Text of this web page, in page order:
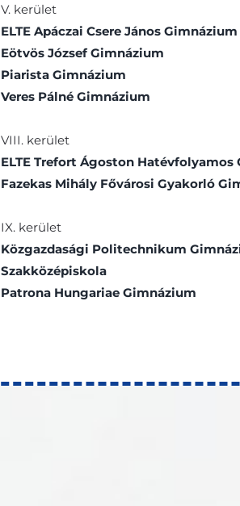
V. kerület
ELTE Apáczai Csere János Gimnázium
Eötvös József Gimnázium
Piarista Gimnázium
Veres Pálné Gimnázium
VIII. kerület
ELTE Trefort Ágoston Hatévfolyamos
Fazekas Mihály Fővárosi Gyakorló
IX. kerület
Közgazdasági Politechnikum
Szakközépiskola
Patrona Hungariae Gimnázium